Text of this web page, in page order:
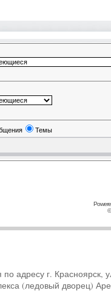
Темы
адресу г. Красноярск,
(ледовый дворец)